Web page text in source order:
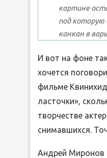
картине
под
канкан в
И вот на фоне
хочется
фильме
ласточки»,
творчестве
снимавшихся.
Андрей Миронов